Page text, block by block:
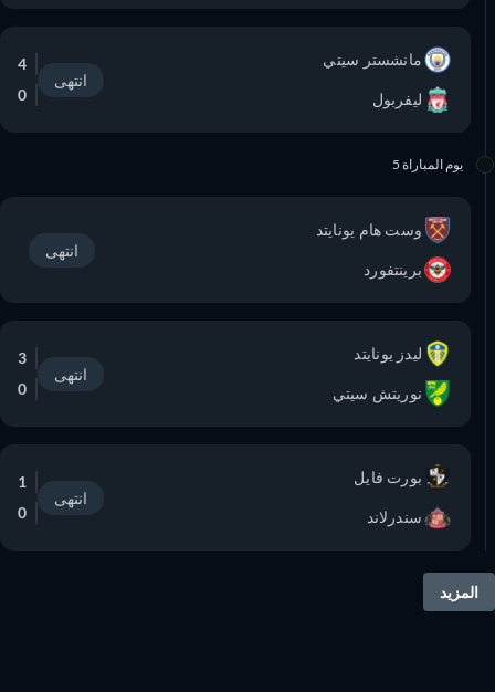
مانشستر سيتي
ليفربول
انتهى
يوم المباراة 5
وست هام يونايتد
برينتفورد
انتهى
ليدز يونايتد
نوريتش سيتي
انتهى
بورت فايل
سندرلاند
انتهى
المزيد